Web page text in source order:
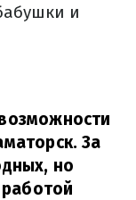
и
За
но